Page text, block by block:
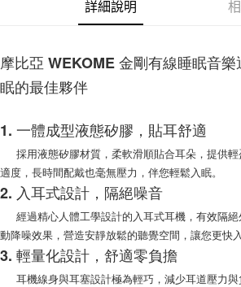
結帳頁面，進行簡訊認證並確認金額後，即可完成
２．訂單成立數日內，您將收到繳費通知簡訊。
３．收到繳費通知簡訊後14天內，點擊此簡訊中的
購買商品的店家。未經商家同意取消之訂單仍視為
後付繳納相關費用。
※ 交易是否成功請以「AFTEE先享後付 」之結帳
是否繳費成功／繳費後需取消欲退款等相關疑問，
客戶支援中心」https://
【注意事項】
１．透過由恩沛科技股份有限公司提供之「AFTEE
易，需依本服務之必要範圍內提供個人資料，並將
權轉讓予恩沛科技股份有限公司。
２．關於個人資料處理事宜，請瀏覽以下網址：
付款後全家取貨
每筆NT$60，滿NT$999(含以上)免運費
付款後7-11取貨
每筆NT$60，滿NT$999(含以上)免運費
每筆NT$100，滿NT$999(含以上)免運費
(郵局)離島宅配
每筆NT$200，滿NT$1,500(含以上)免運費
詳細說明
摩比亞 WEKOME 金剛有線睡眠音
眠的最佳夥伴
1. 一體成型液態矽膠，貼耳舒適
採用液態矽膠材質，柔軟滑順貼合耳朵，提供輕
適度，長時間配戴也毫無壓力，伴您輕鬆入眠。
2. 入耳式設計，隔絕噪音
經過精心人體工學設計的入耳式耳機，有效隔
動降噪效果，營造安靜放鬆的聽覺空間，讓您更快入
3. 輕量化設計，舒適零負擔
耳機線身與耳塞設計極為輕巧，減少耳道壓力